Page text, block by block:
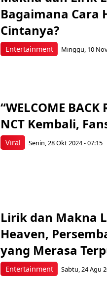
Entertainment
Bagaimana Cara
Cintanya?
Minggu, 10
Viral
“WELCOME
NCT Kembali,
Senin, 28 Okt 2024 - 07:15
Entertainment
Lirik dan Makna
Heaven,
yang Merasa
Sabtu, 24 Agu